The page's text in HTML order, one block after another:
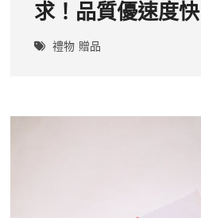
求！品質優速度快
禮物 贈品